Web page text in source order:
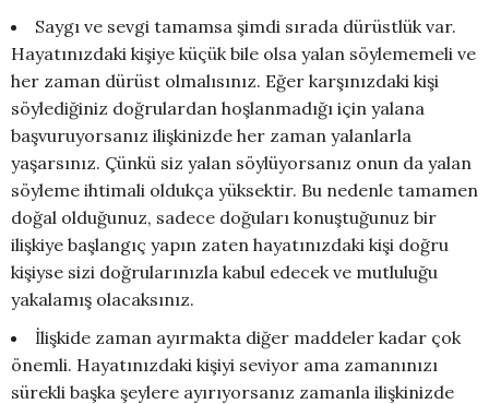
Saygı ve sevgi tamamsa şimdi sırada dürüstlük var.
Hayatınızdaki kişiye küçük bile olsa yalan söylememeli ve
her zaman dürüst olmalısınız. Eğer karşınızdaki kişi
söylediğiniz doğrulardan hoşlanmadığı için yalana
başvuruyorsanız ilişkinizde her zaman yalanlarla
yaşarsınız. Çünkü siz yalan söylüyorsanız onun da yalan
söyleme ihtimali oldukça yüksektir. Bu nedenle tamamen
doğal olduğunuz, sadece doğuları konuştuğunuz bir
ilişkiye başlangıç yapın zaten hayatınızdaki kişi doğru
kişiyse sizi doğrularınızla kabul edecek ve mutluluğu
yakalamış olacaksınız.
İlişkide zaman ayırmakta diğer maddeler kadar çok
önemli. Hayatınızdaki kişiyi seviyor ama zamanınızı
sürekli başka şeylere ayırıyorsanız zamanla ilişkinizde